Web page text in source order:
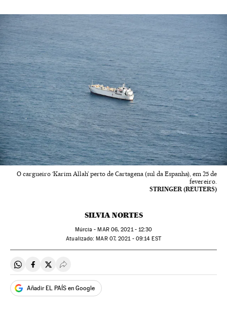
O cargueiro ‘Karim Allah’ perto de Cartagena (sul da Espanha), em 25 de
fevereiro.
STRINGER (REUTERS)
SILVIA NORTES
Múrcia - MAR06, 2021 - 12:30
atualizado: MAR07, 2021 - 09:14 EST
Compartir en Whatsapp
Compartir en Facebook
Compartir en Twitter
Desplegar Redes Sociales
Añadir EL PAÍS en Google